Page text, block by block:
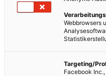
Webbrowsers
Targeting/
Facebook